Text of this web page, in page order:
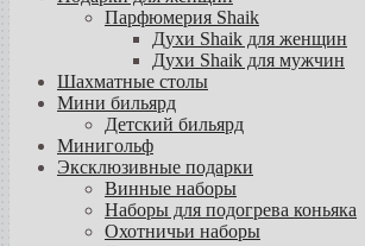
Парфюмерия Shaik
Духи Shaik для женщин
Духи Shaik для мужчин
Шахматные столы
Мини бильярд
Детский бильярд
Минигольф
Эксклюзивные подарки
Винные наборы
Наборы для подогрева коньяка
Охотничьи наборы